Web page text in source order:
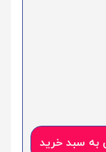
به سبد خرید